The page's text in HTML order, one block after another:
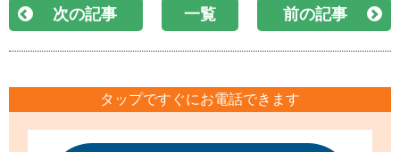
次の記事 一覧 前の記事
タップですぐにお電話できます